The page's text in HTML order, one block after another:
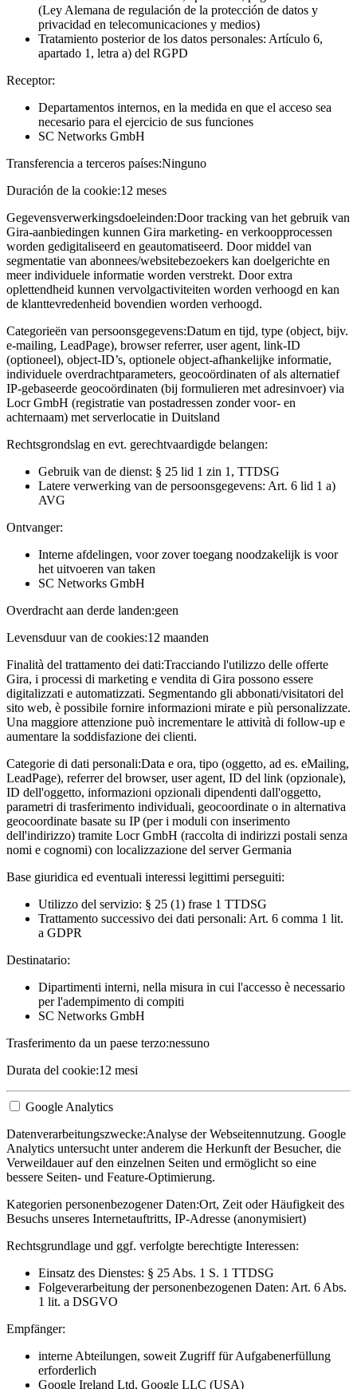
(Ley Alemana de regulación de la protección de datos y
privacidad en telecomunicaciones y medios)
Tratamiento posterior de los datos personales: Artículo 6,
apartado 1, letra a) del RGPD
Receptor:
Departamentos internos, en la medida en que el acceso sea
necesario para el ejercicio de sus funciones
SC Networks GmbH
Transferencia a terceros países:Ninguno
Duración de la cookie:12 meses
Gegevensverwerkingsdoeleinden:Door tracking van het gebruik van
Gira-aanbiedingen kunnen Gira marketing- en verkoopprocessen
worden gedigitaliseerd en geautomatiseerd. Door middel van
segmentatie van abonnees/websitebezoekers kan doelgerichte en
meer individuele informatie worden verstrekt. Door extra
oplettendheid kunnen vervolgactiviteiten worden verhoogd en kan
de klanttevredenheid bovendien worden verhoogd.
Categorieën van persoonsgegevens:Datum en tijd, type (object, bijv.
e-mailing, LeadPage), browser referrer, user agent, link-ID
(optioneel), object-ID’s, optionele object-afhankelijke informatie,
individuele overdrachtparameters, geocoördinaten of als alternatief
IP-gebaseerde geocoördinaten (bij formulieren met adresinvoer) via
Locr GmbH (registratie van postadressen zonder voor- en
achternaam) met serverlocatie in Duitsland
Rechtsgrondslag en evt. gerechtvaardigde belangen:
Gebruik van de dienst: § 25 lid 1 zin 1, TTDSG
Latere verwerking van de persoonsgegevens: Art. 6 lid 1 a)
AVG
Ontvanger:
Interne afdelingen, voor zover toegang noodzakelijk is voor
het uitvoeren van taken
SC Networks GmbH
Overdracht aan derde landen:geen
Levensduur van de cookies:12 maanden
Finalità del trattamento dei dati:Tracciando l'utilizzo delle offerte
Gira, i processi di marketing e vendita di Gira possono essere
digitalizzati e automatizzati. Segmentando gli abbonati/visitatori del
sito web, è possibile fornire informazioni mirate e più personalizzate.
Una maggiore attenzione può incrementare le attività di follow-up e
aumentare la soddisfazione dei clienti.
Categorie di dati personali:Data e ora, tipo (oggetto, ad es. eMailing,
LeadPage), referrer del browser, user agent, ID del link (opzionale),
ID dell'oggetto, informazioni opzionali dipendenti dall'oggetto,
parametri di trasferimento individuali, geocoordinate o in alternativa
geocoordinate basate su IP (per i moduli con inserimento
dell'indirizzo) tramite Locr GmbH (raccolta di indirizzi postali senza
nomi e cognomi) con localizzazione del server Germania
Base giuridica ed eventuali interessi legittimi perseguiti:
Utilizzo del servizio: § 25 (1) frase 1 TTDSG
Trattamento successivo dei dati personali: Art. 6 comma 1 lit.
a GDPR
Destinatario:
Dipartimenti interni, nella misura in cui l'accesso è necessario
per l'adempimento di compiti
SC Networks GmbH
Trasferimento da un paese terzo:nessuno
Durata del cookie:12 mesi
Google Analytics
Datenverarbeitungszwecke:Analyse der Webseitennutzung. Google
Analytics untersucht unter anderem die Herkunft der Besucher, die
Verweildauer auf den einzelnen Seiten und ermöglicht so eine
bessere Seiten- und Feature-Optimierung.
Kategorien personenbezogener Daten:Ort, Zeit oder Häufigkeit des
Besuchs unseres Internetauftritts, IP-Adresse (anonymisiert)
Rechtsgrundlage und ggf. verfolgte berechtigte Interessen:
Einsatz des Dienstes: § 25 Abs. 1 S. 1 TTDSG
Folgeverarbeitung der personenbezogenen Daten: Art. 6 Abs.
1 lit. a DSGVO
Empfänger:
interne Abteilungen, soweit Zugriff für Aufgabenerfüllung
erforderlich
Google Ireland Ltd, Google LLC (USA)